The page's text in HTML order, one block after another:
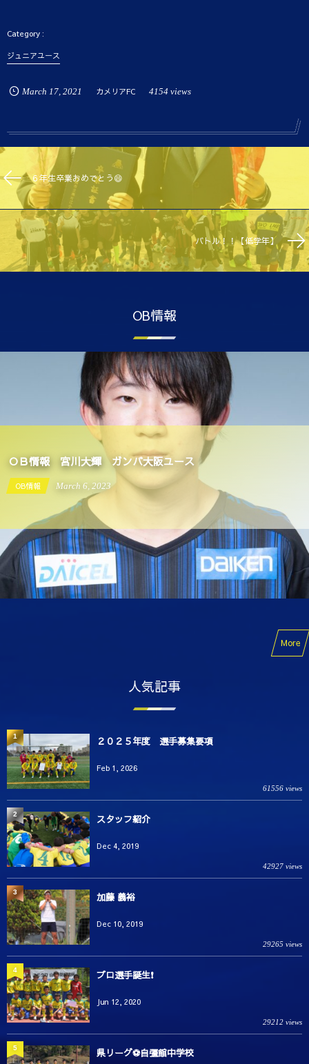
ジュニアユース
March 17, 2021 カメリアFC 4154 views
６年生卒業おめでとう😄
バトル！！【低学年】
OB情報
ＯＢ情報 宮川大輝 ガンバ大阪ユース
OB情報 March 6, 2023
More
人気記事
２０２５年度 選手募集要項
Feb 1, 2026
61556 views
1
スタッフ紹介
Dec 4, 2019
42927 views
2
加藤 義裕
Dec 10, 2019
29265 views
3
プロ選手誕生❗️
Jun 12, 2020
29212 views
4
県リーグ⚽️自彊館中学校
5